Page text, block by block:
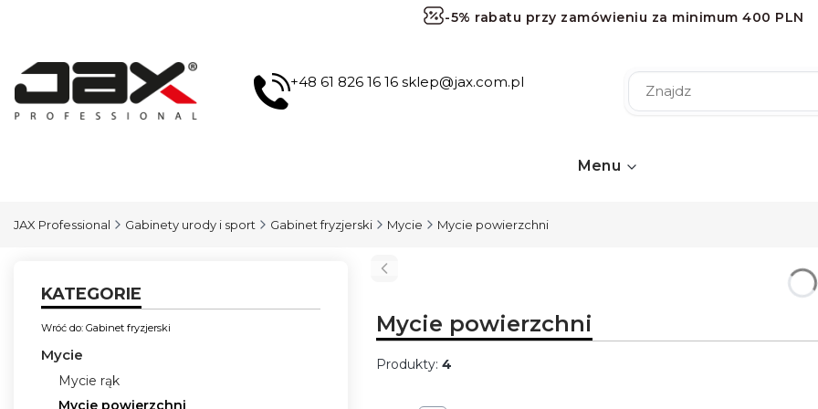
-5% rabatu przy zamówieniu za minimum 400 PLN
-15% rabatu przy zamówieniu za minimum 2000 PLN
Darmowa dostawa przy zamówieniu za minimum 120
+48 61 826 16 16 sklep@jax.com.pl
Menu
JAX Professional Gabinety urody i sport Gabinet fryzjerski Mycie Mycie powierzchni
KATEGORIE
Wróć do: Gabinet fryzjerski
Mycie
Mycie rąk
Mycie powierzchni
Mycie powierzchni
Produkty: 4